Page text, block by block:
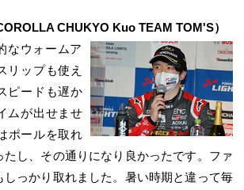
CHUKYO Kuo TEAM TOM'S）
なウォームア
リップも使え
ピードも遅か
ムが出せませ
ポールを取れ
たし、その通りになり良かったです。ファ
しっかり取れました。暑い時期と違って毎